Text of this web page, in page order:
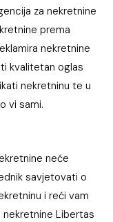
za nekretnine
prema
nekretnine
kvalitetan oglas
nekretninu te u
vi sami.
neće
savjetovati o
i reći vam
nekretnine Libertas